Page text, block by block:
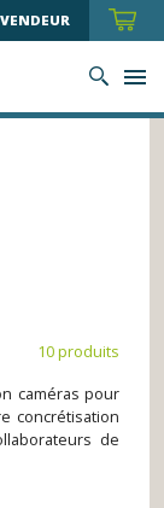
10 produits
caméras pour
concrétisation
de